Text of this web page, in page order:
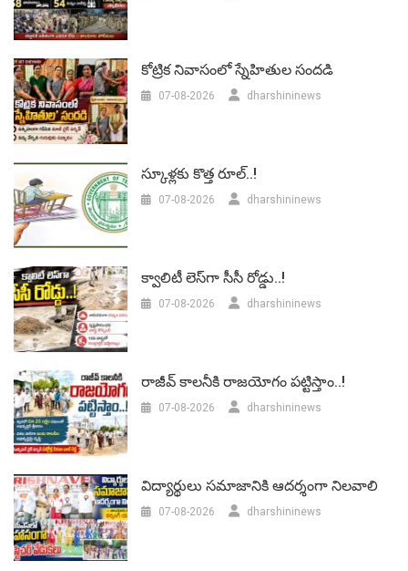
కోట్రిక నివాసంలో స్నేహితుల సందడి
07-08-2026 dharshininews
స్కూళ్లకు కొత్త రూల్..!
07-08-2026 dharshininews
క్వాలిటీ లెస్‌గా సీసీ రోడ్డు..!
07-08-2026 dharshininews
రాజీవ్ కాలనీకి రాజయోగం పట్టిస్తాం..!
07-08-2026 dharshininews
విద్యార్థులు సమాజానికి ఆదర్శంగా నిలవాలి
07-08-2026 dharshininews